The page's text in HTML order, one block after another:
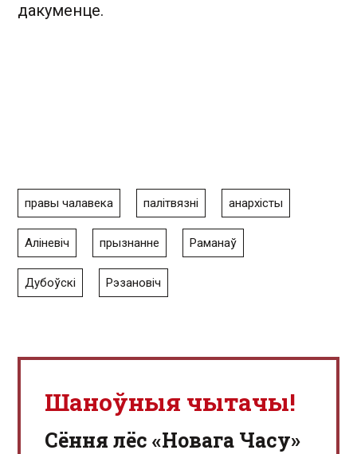
дакуменце.
правы чалавека палітвязні анархісты
Аліневіч прызнанне Раманаў
Дубоўскі Рэзановіч
Шаноўныя чытачы!
Сёння лёс «Новага Часу»